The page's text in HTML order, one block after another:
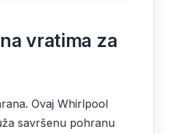
vratima za
Ovaj Whirlpool
savršenu pohranu